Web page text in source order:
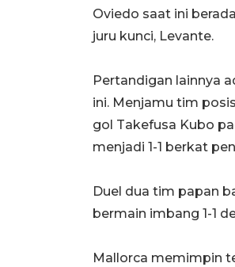
Oviedo saat ini
juru kunci, Levante.
Pertandigan lainnya
ini. Menjamu tim
gol Takefusa Kubo
menjadi 1-1 berkat
Duel dua tim papan
bermain imbang 1-1
Mallorca memimpin